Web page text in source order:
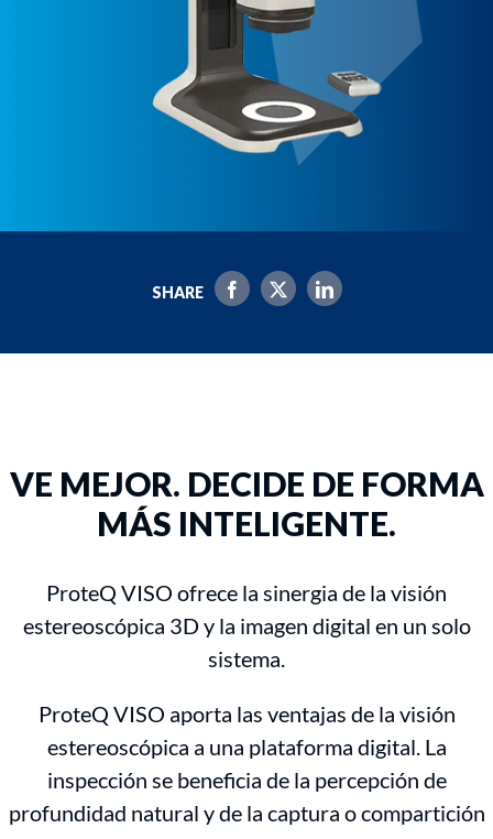
SHARE
VE MEJOR. DECIDE DE FORMA
MÁS INTELIGENTE.
ProteQ VISO ofrece la sinergia de la visión
estereoscópica 3D y la imagen digital en un solo
sistema.
ProteQ VISO aporta las ventajas de la visión
estereoscópica a una plataforma digital. La
inspección se beneficia de la percepción de
profundidad natural y de la captura o compartición